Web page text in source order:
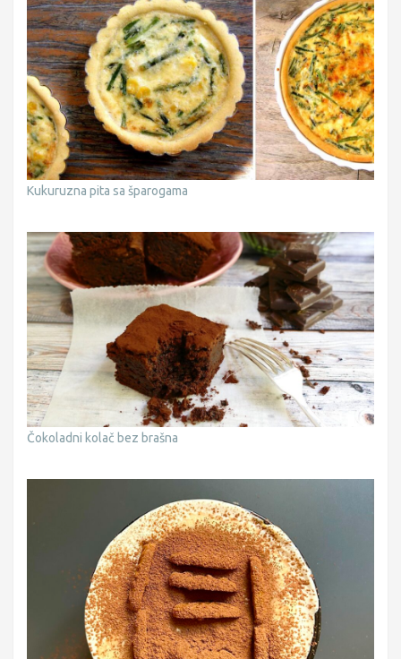
Kukuruzna pita sa šparogama
Čokoladni kolač bez brašna